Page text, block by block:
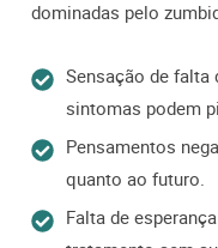
dominadas pelo
Sensação de falta
sintomas podem
Pensamentos
quanto ao futuro.
Falta de